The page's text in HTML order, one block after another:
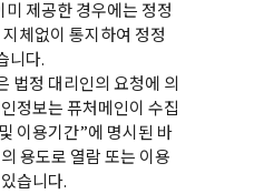
제공한 경우에는 정정
체없이 통지하여 정정
니다.
법정 대리인의 요청에 의
정보는 퓨처메인이 수집
이용기간”에 명시된 바
용도로 열람 또는 이용
습니다.